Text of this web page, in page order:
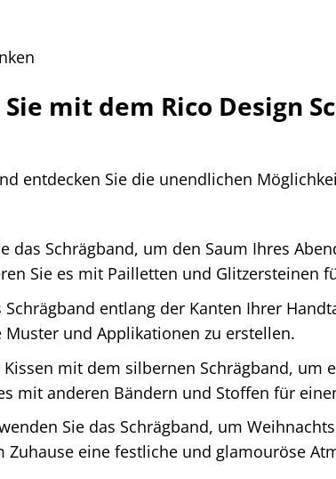
mit dem Rico Design
entdecken Sie die unendlichen
das Schrägband, um den Saum Ihres
Sie es mit Pailletten und Glitzersteinen
Schrägband entlang der Kanten Ihrer
und Applikationen zu erstellen.
Kissen mit dem silbernen Schrägband, um
mit anderen Bändern und Stoffen für
Sie das Schrägband, um
Zuhause eine festliche und glamouröse